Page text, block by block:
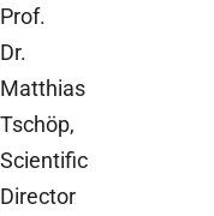
Prof.
Dr.
Matthias
Tschöp,
Scientific
Director